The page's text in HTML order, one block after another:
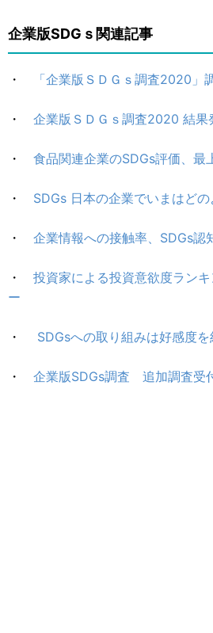
企業版SDGｓ関連記事
・ 「企業版ＳＤＧｓ調査2020」
・ 企業版ＳＤＧｓ調査2020 結果
・ 食品関連企業のSDGs評価、最
・ SDGs 日本の企業でいまはど
・ 企業情報への接触率、SDGs認
・ 投資家による投資意欲度ラン
ー
・ SDGsへの取り組みは好感度
・ 企業版SDGs調査 追加調査受